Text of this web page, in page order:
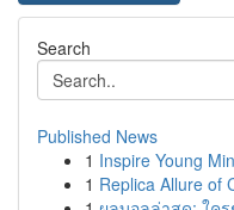
Search
Published News
1 Inspire Young
1 Replica Allure of